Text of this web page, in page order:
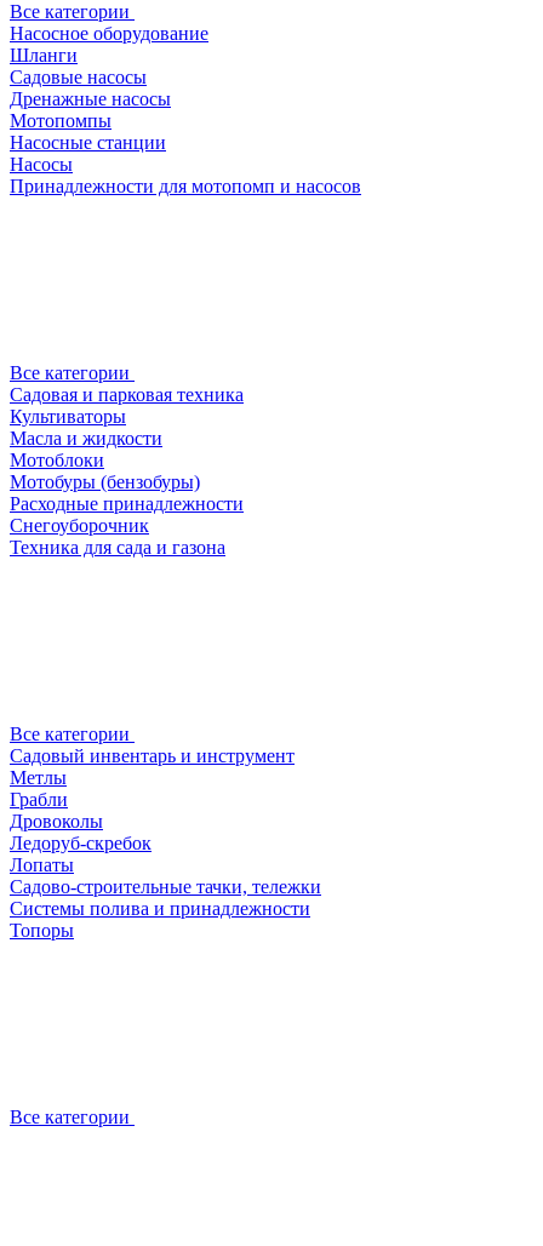
Все категории
Насосное оборудование
Шланги
Садовые насосы
Дренажные насосы
Мотопомпы
Насосные станции
Насосы
Принадлежности для мотопомп и насосов
Все категории
Садовая и парковая техника
Культиваторы
Масла и жидкости
Мотоблоки
Мотобуры (бензобуры)
Расходные принадлежности
Снегоуборочник
Техника для сада и газона
Все категории
Садовый инвентарь и инструмент
Метлы
Грабли
Дровоколы
Ледоруб-скребок
Лопаты
Садово-строительные тачки, тележки
Системы полива и принадлежности
Топоры
Все категории